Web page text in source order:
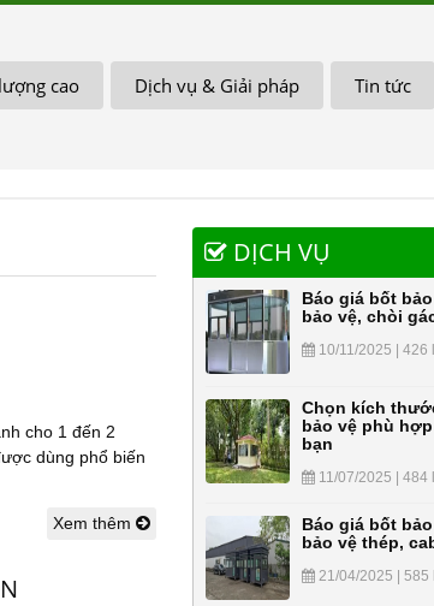
cao Dịch vụ & Giải pháp Tin tức
cho 1 đến 2
dùng phổ biến
Xem thêm
DỊCH VỤ
Báo giá bốt
bảo vệ, chòi
10/11/2025 | 426
Chọn kích
bảo vệ phù
bạn
11/07/2025 | 484
Báo giá bốt
bảo vệ thép,
21/04/2025 | 585